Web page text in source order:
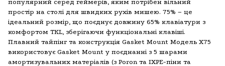
популярний серед геймерів, яким потрібен вільний
простір на столі для швидких рухів мишею. 75% – це
ідеальний розмір, що поєднує довжину 65% клавіатури з
комфортом TKL, зберігаючи функціональні клавіші.
Плавний тайпінг та конструкція Gasket Mount Модель X75
використовує Gasket Mount у поєднанні з 5 шарами
амортизувальних матеріалів (з Poron та IXPE-піни та